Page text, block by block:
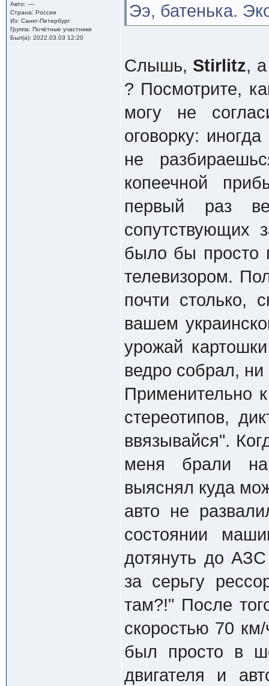
Авто: ----
Страна: Россия
Из: Санкт-Петербург
Группа: Почётные участники
Был(а): 2022.03.03 12:20
Ээ, батенька.
Слышь, Stirlitz,
? Посмотрите,
могу не
оговорку:
не
копеечной
первый раз
сопутствующих
было бы просто
телевизором.
почти столько,
вашем
урожай
ведро собрал,
Применительно
стереотипов,
ввязывайся".
меня брали на
выяснял куда
авто не
состоянии
дотянуть до
за серьгу
там?!" После
скоростью 70
был просто в
двигателя и